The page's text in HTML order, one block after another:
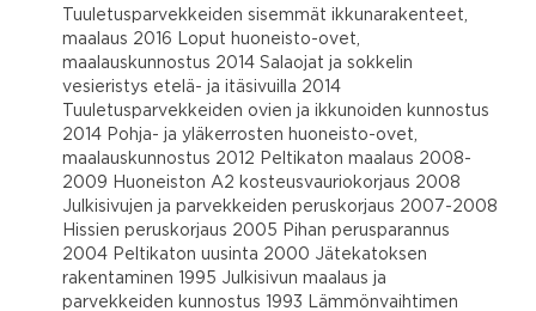
Tuuletusparvekkeiden sisemmät ikkunarakenteet,
maalaus 2016 Loput huoneisto-ovet,
maalauskunnostus 2014 Salaojat ja sokkelin
vesieristys etelä- ja itäsivuilla 2014
Tuuletusparvekkeiden ovien ja ikkunoiden kunnostus
2014 Pohja- ja yläkerrosten huoneisto-ovet,
maalauskunnostus 2012 Peltikaton maalaus 2008-
2009 Huoneiston A2 kosteusvauriokorjaus 2008
Julkisivujen ja parvekkeiden peruskorjaus 2007-2008
Hissien peruskorjaus 2005 Pihan perusparannus
2004 Peltikaton uusinta 2000 Jätekatoksen
rakentaminen 1995 Julkisivun maalaus ja
parvekkeiden kunnostus 1993 Lämmönvaihtimen